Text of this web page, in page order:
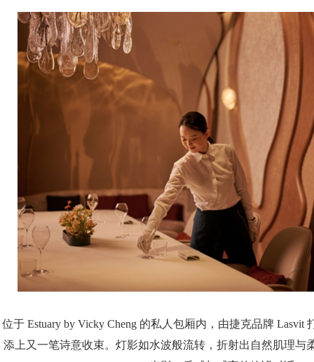
位于 Estuary by Vicky Cheng 的私人包厢内，由捷克品牌 Lasvit
添上又一笔诗意收束。灯影如水波般流转，折射出自然肌理与